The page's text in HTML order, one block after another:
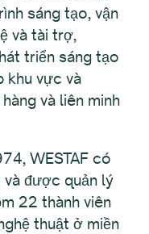
sáng tạo, vận
và tài trợ,
triển sáng tạo
khu vực và
và liên minh
WESTAF có
được quản lý
22 thành viên
thuật ở miền